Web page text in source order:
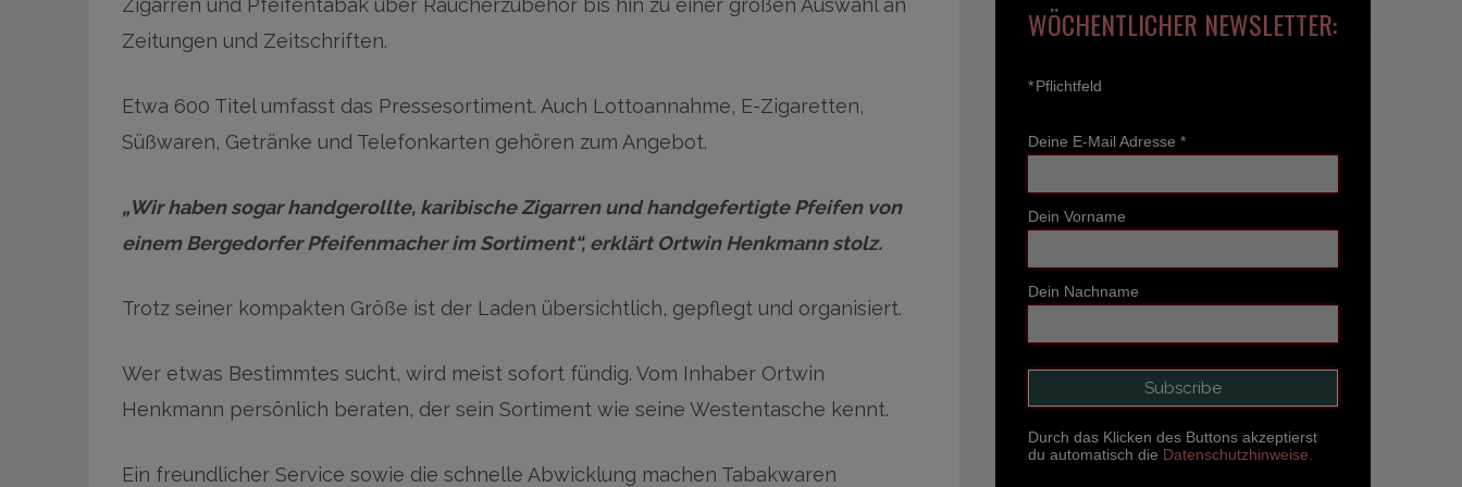
Zigarren und Pfeifentabak über Raucherzubehör bis hin zu einer großen Auswahl an
Zeitungen und Zeitschriften.
Etwa 600 Titel umfasst das Pressesortiment. Auch Lottoannahme, E-Zigaretten,
Süßwaren, Getränke und Telefonkarten gehören zum Angebot.
„Wir haben sogar handgerollte, karibische Zigarren und handgefertigte Pfeifen von
einem Bergedorfer Pfeifenmacher im Sortiment“, erklärt Ortwin Henkmann stolz.
Trotz seiner kompakten Größe ist der Laden übersichtlich, gepflegt und organisiert.
Wer etwas Bestimmtes sucht, wird meist sofort fündig. Vom Inhaber Ortwin
Henkmann persönlich beraten, der sein Sortiment wie seine Westentasche kennt.
Ein freundlicher Service sowie die schnelle Abwicklung machen Tabakwaren
WÖCHENTLICHER NEWSLETTER:
*Pflichtfeld
Deine E-Mail Adresse *
Dein Vorname
Dein Nachname
Durch das Klicken des Buttons akzeptierst
du automatisch die Datenschutzhinweise.